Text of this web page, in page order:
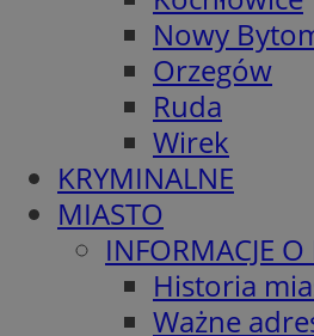
Nowy
Orzegów
Ruda
Wirek
KRYMINALNE
MIASTO
INFORMACJE O
Historia
Ważne